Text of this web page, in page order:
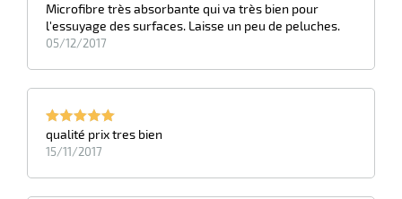
Microfibre très absorbante qui va très bien pour
l'essuyage des surfaces. Laisse un peu de peluches.
05/12/2017
qualité prix tres bien
15/11/2017